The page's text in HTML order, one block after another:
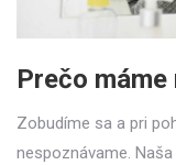
Prečo
Zobudíme sa a pri
nespoznávame.